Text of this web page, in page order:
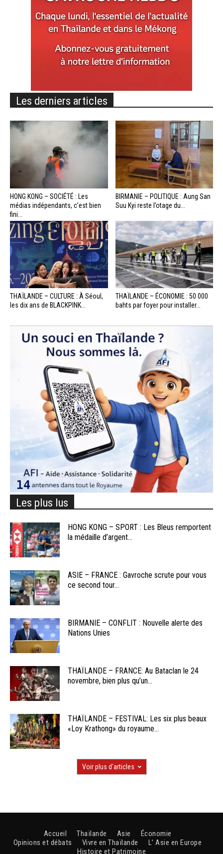
Les derniers articles
HONG KONG – SOCIÉTÉ : Les
médias indépendants, c’est bien
fini...
BIRMANIE – POLITIQUE : Aung San
Suu Kyi reste l’otage du...
THAÏLANDE – CULTURE : À Séoul,
les dix ans de BLACKPINK...
THAÏLANDE – ÉCONOMIE : 50 000
bahts par foyer pour installer...
Les plus lus
HONG KONG – SPORT : Les Bleus remportent
la médaille d’argent...
ASIE – FRANCE : Gavroche scrute pour vous
ce second tour...
BIRMANIE – CONFLIT : Nouvelle alerte des
Nations Unies
THAÏLANDE – FRANCE: Au Bataclan le 24
novembre, bien plus qu’un...
THAÏLANDE – FESTIVAL: Les six plus beaux
«Loy Krathong» du royaume...
Voir plus d'articles
Accueil Thaïlande Asie
Économie
Opinions et débats
Vivre en Thaïlande
L’ Asie en Europe
Histoire et Patrimoine